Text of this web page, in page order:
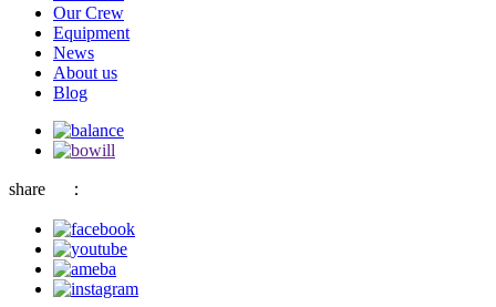
Our Crew
Equipment
News
About us
Blog
share ：